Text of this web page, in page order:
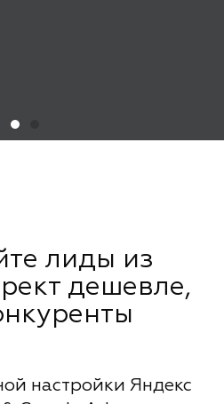
лиды из
дешевле,
настройки Яндекс